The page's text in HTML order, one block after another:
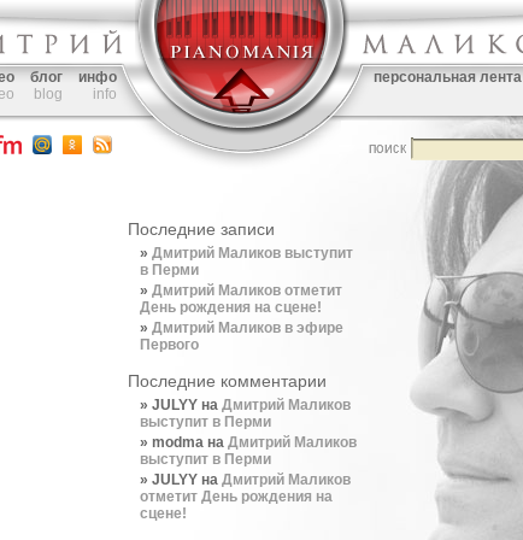
блог
инфо
blog info
персональная лента
Последние записи
Дмитрий Маликов выступит
в Перми
Дмитрий Маликов отметит
День рождения на сцене!
Дмитрий Маликов в эфире
Первого
Последние комментарии
JULYY на Дмитрий Маликов
выступит в Перми
modma на Дмитрий Маликов
выступит в Перми
JULYY на Дмитрий Маликов
отметит День рождения на
сцене!